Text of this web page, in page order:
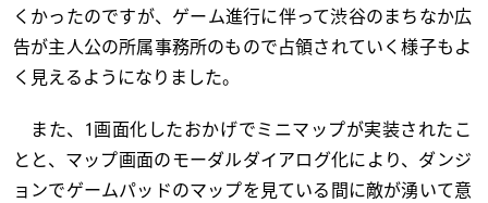
くかったのですが、ゲーム進行に伴って渋谷のまちなか広
告が主人公の所属事務所のもので占領されていく様子もよ
く見えるようになりました。
また、1画面化したおかげでミニマップが実装されたこ
とと、マップ画面のモーダルダイアログ化により、ダンジ
ョンでゲームパッドのマップを見ている間に敵が湧いて意